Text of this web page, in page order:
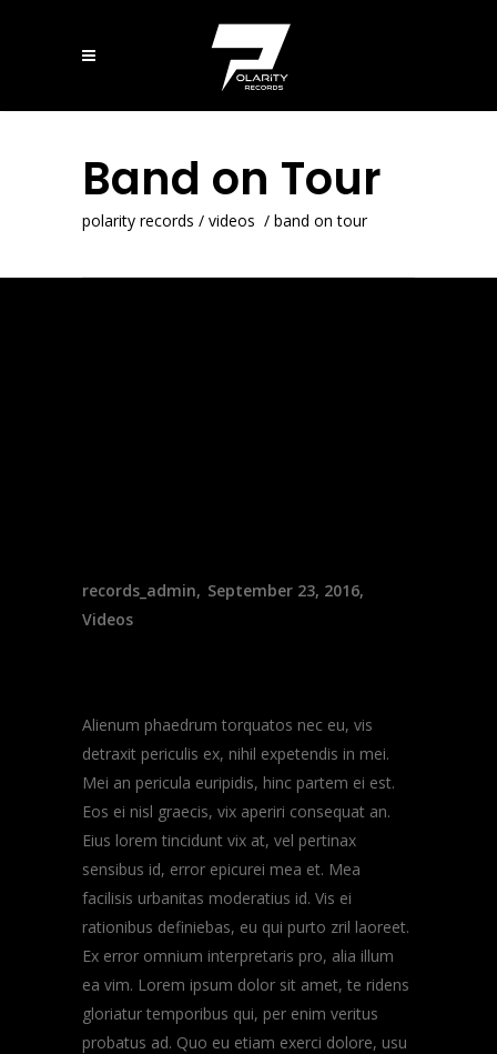
Band on Tour
polarity records / videos / band on tour
records_admin
September 23, 2016
Videos
Alienum phaedrum torquatos nec eu, vis
detraxit periculis ex, nihil expetendis in mei.
Mei an pericula euripidis, hinc partem ei est.
Eos ei nisl graecis, vix aperiri consequat an.
Eius lorem tincidunt vix at, vel pertinax
sensibus id, error epicurei mea et. Mea
facilisis urbanitas moderatius id. Vis ei
rationibus definiebas, eu qui purto zril laoreet.
Ex error omnium interpretaris pro, alia illum
ea vim. Lorem ipsum dolor sit amet, te ridens
gloriatur temporibus qui, per enim veritus
probatus ad. Quo eu etiam exerci dolore, usu